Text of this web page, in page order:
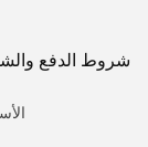
شروط الدفع